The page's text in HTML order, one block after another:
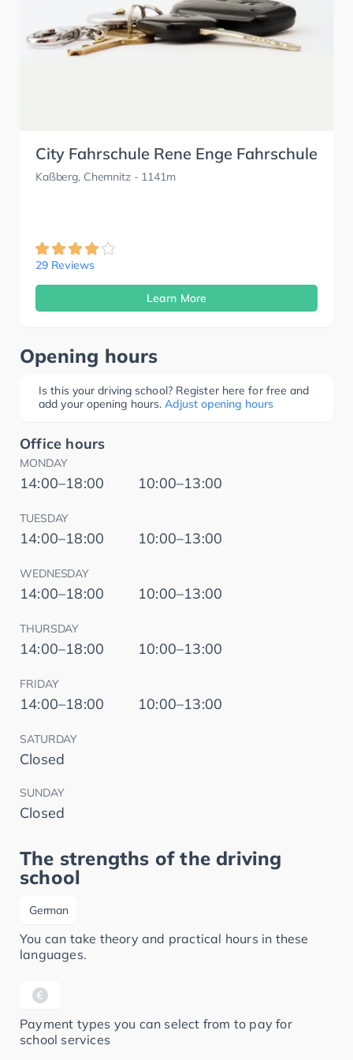
City Fahrschule Rene Enge Fahrschule
Kaßberg, Chemnitz- 1141m
29 Reviews
Learn More
Opening hours
Is this your driving school? Register here for free and
add your opening hours. Adjust opening hours
Office hours
MONDAY
14:00–18:00 10:00–13:00
TUESDAY
14:00–18:00 10:00–13:00
WEDNESDAY
14:00–18:00 10:00–13:00
THURSDAY
14:00–18:00 10:00–13:00
FRIDAY
14:00–18:00 10:00–13:00
SATURDAY
Closed
SUNDAY
Closed
The strengths of the driving
school
German
You can take theory and practical hours in these
languages.
Payment types you can select from to pay for
school services